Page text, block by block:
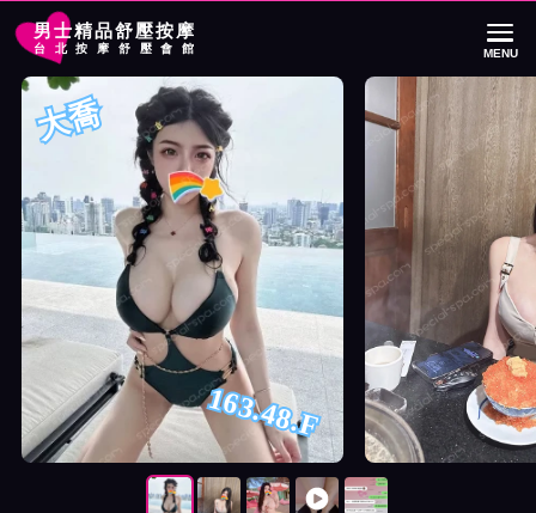
男士精品舒壓按摩
台北按摩舒壓會館 MENU
首頁 香奈兒館按摩師大喬詳細介紹
香奈兒館按摩師大喬照片展示與影片介
大喬
163.48.F
按摩師大喬照片展示與影片介紹及客戶評價截屏展示